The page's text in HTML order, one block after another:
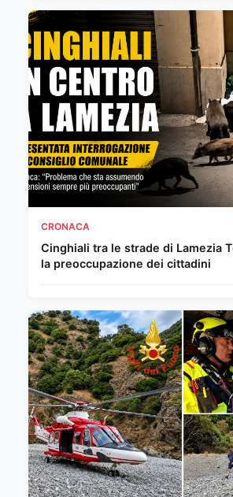
CRONACA
Cinghiali tra le strade di Lamezia
la preoccupazione dei cittadini